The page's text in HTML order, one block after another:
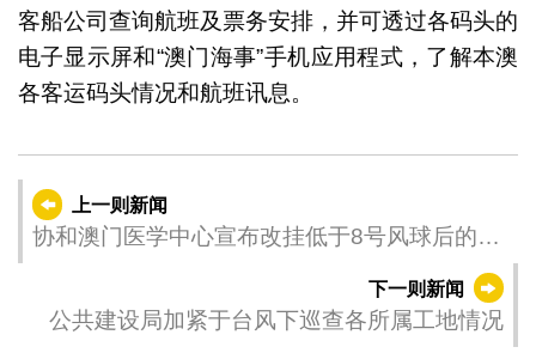
客船公司查询航班及票务安排，并可透过各码头的
电子显示屏和“澳门海事”手机应用程式，了解本澳
各客运码头情况和航班讯息。
上一则新闻
协和澳门医学中心宣布改挂低于8号风球后的服
下一则新闻
公共建设局加紧于台风下巡查各所属工地情况